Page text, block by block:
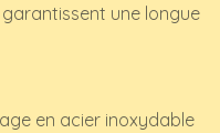
une longue
en acier inoxydable